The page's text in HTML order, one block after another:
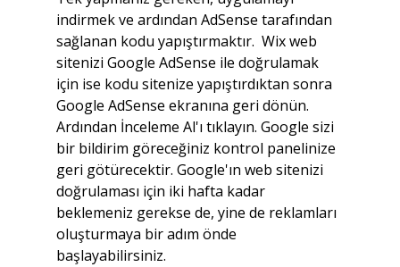
indirmek ve ardından AdSense tarafından
sağlanan kodu yapıştırmaktır.  Wix web
sitenizi Google AdSense ile doğrulamak
için ise kodu sitenize yapıştırdıktan sonra
Google AdSense ekranına geri dönün.
Ardından İnceleme Al'ı tıklayın. Google sizi
bir bildirim göreceğiniz kontrol panelinize
geri götürecektir. Google'ın web sitenizi
doğrulaması için iki hafta kadar
beklemeniz gerekse de, yine de reklamları
oluşturmaya bir adım önde
başlayabilirsiniz.